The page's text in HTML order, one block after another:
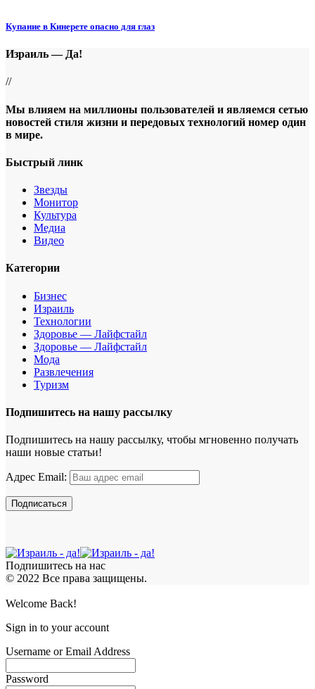
Купание в Кинерете опасно для глаз
Израиль — Да!
//
Мы влияем на миллионы пользователей и являемся сетью
новостей стиля жизни и передовых технологий номер один
в мире.
Быстрый линк
Звезды
Монитор
Культура
Медиа
Видео
Категории
Бизнес
Израиль
Технологии
Здоровье — Лайфстайл
Здоровье — Лайфстайл
Мода
Развлечения
Туризм
Подпишитесь на нашу рассылку
Подпишитесь на нашу рассылку, чтобы мгновенно получать
наши новые статьи!
Адрес Email:
Подпишитесь на нас
© 2022 Все права защищены.
Welcome Back!
Sign in to your account
Username or Email Address
Password